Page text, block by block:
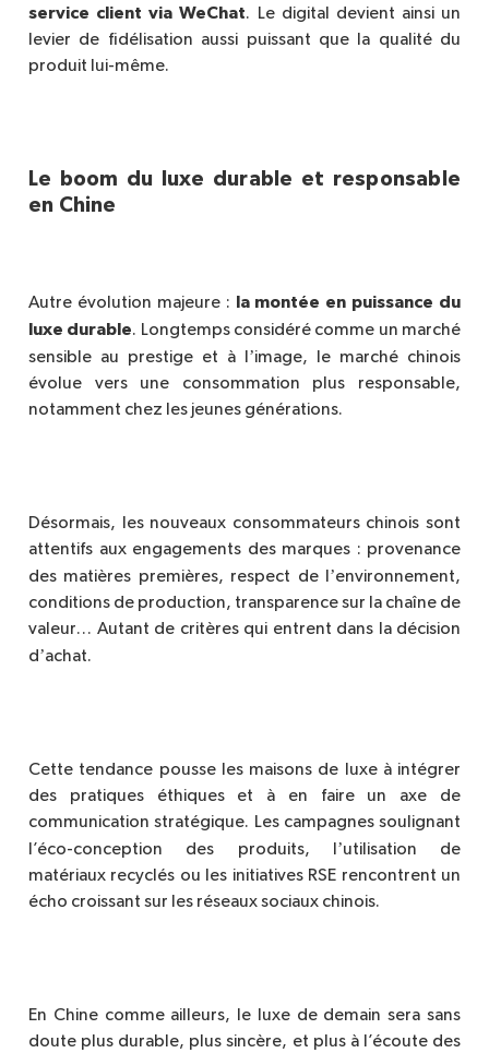
service client via WeChat. Le digital devient ainsi un
levier de fidélisation aussi puissant que la qualité du
produit lui-même.
Le boom du luxe durable et responsable
en Chine
Autre évolution majeure :
la montée en puissance du
luxe durable. Longtemps considéré comme un marché
sensible au prestige et à l ’image, le marché chinois
évolue vers une consommation plus responsable,
notamment chez les jeunes générations.
Désormais, les nouveaux consommateurs chinois sont
attentifs aux engagements des marques : provenance
des matières premières, respect de l ’environnement,
conditions de production, transparence sur la chaîne de
valeur… Autant de critères qui entrent dans la décision
d’achat.
Cette tendance pousse les maisons de luxe à intégrer
des pratiques éthiques et à en faire un axe de
communication stratégique. Les campagnes soulignant
l’éco-conception des produits, l ’utilisation de
matériaux recyclés ou les initiatives RSE rencontrent un
écho croissant sur les réseaux sociaux chinois.
En Chine comme ailleurs, le luxe de demain sera sans
doute plus durable, plus sincère, et plus à l’écoute des